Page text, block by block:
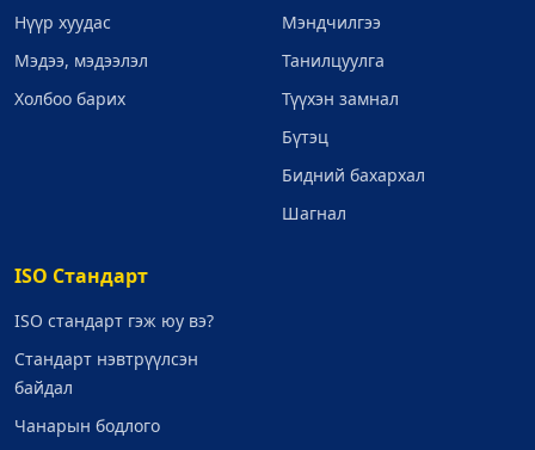
Нүүр хуудас
Мэдээ, мэдээлэл
Холбоо барих
Мэндчилгээ
Танилцуулга
Түүхэн замнал
Бүтэц
Бидний бахархал
Шагнал
ISO Стандарт
ISO стандарт гэж юу вэ?
Стандарт нэвтрүүлсэн
байдал
Чанарын бодлого